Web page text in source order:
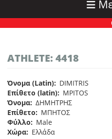
ATHLETE: 4418
Όνομα (Latin)
DIMITRIS
Επίθετο (latin)
MPITOS
Όνομα ΔΗΜΗΤΡΗΣ
Επίθετο
ΜΠΗΤΟΣ
Φύλλο
Male
Χώρα
Ελλάδα